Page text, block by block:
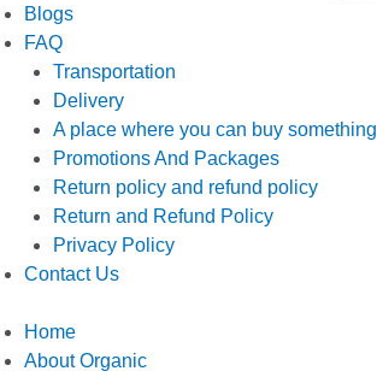
Blogs
FAQ
Transportation
Delivery
A place where you can buy something
Promotions And Packages
Return policy and refund policy
Return and Refund Policy
Privacy Policy
Contact Us
Home
About Organic